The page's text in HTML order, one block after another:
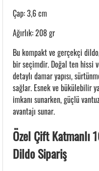
Çap: 3,6 cm
Ağırlık: 208 gr
Bu kompakt ve gerçekçi
bir seçimdir. Doğal ten hissi
detaylı damar yapısı,
sağlar. Esnek ve bükülebilir
imkanı sunarken, güçlü
avantajı sunar.
Özel Çift Katmanlı
Dildo Sipariş